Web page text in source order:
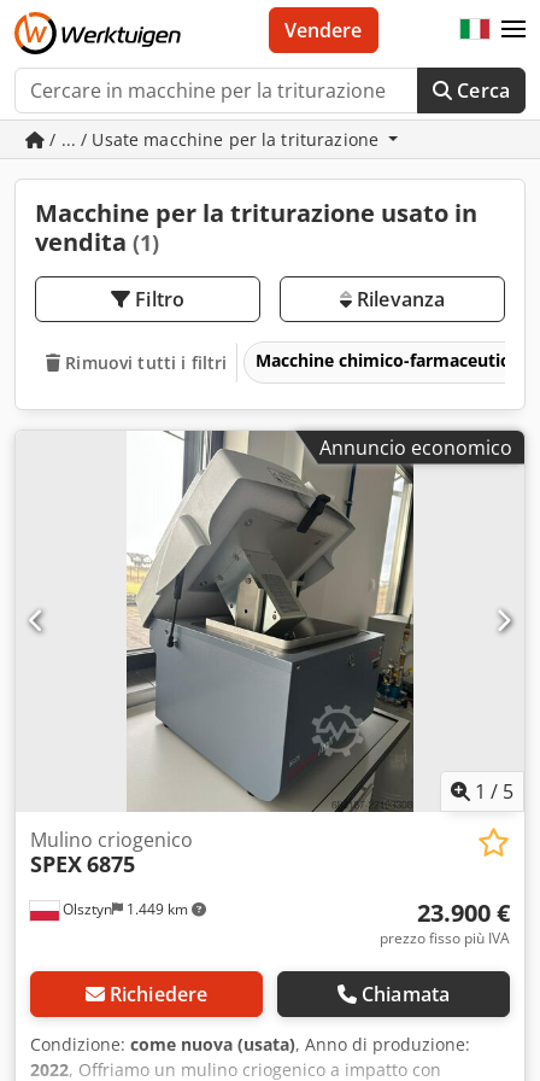
Cerca
Vendere
/ ... / Usate macchine per la triturazione
Macchine per la triturazione usato in
vendita (1)
Filtro Rilevanza
Rimuovi tutti i filtri Macchine chimico-farmaceutiche
Annuncio economico
1 / 5
Olsztyn 1.449 km
Mulino criogenico
SPEX6875
23.900 €
prezzo fisso più IVA
Richiedere Chiamata
Condizione: come nuova (usata), Anno di produzione:
2022, Offriamo un mulino criogenico a impatto con